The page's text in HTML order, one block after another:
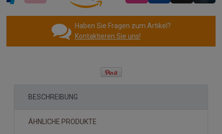
Haben Sie Fragen zum Artikel?
Kontaktieren Sie uns!
BESCHREIBUNG
ÄHNLICHE PRODUKTE